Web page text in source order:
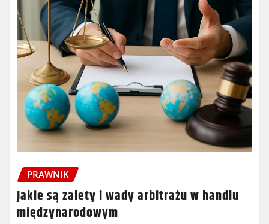
PRAWNIK
Jakie są zalety i wady arbitrażu w handlu
międzynarodowym